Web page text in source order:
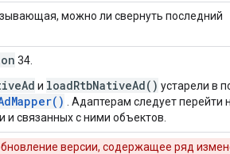
можно ли свернуть последний
34.
и loadRtbNativeAd() устарели в
. Адаптерам следует перейти
и связанных с ними объектов.
версии, содержащее ряд